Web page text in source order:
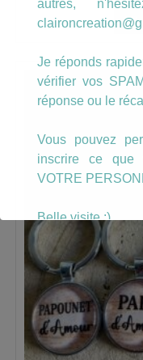
autres,
Je réponds
vérifier vos
réponse ou le
Vous pouvez
inscrire ce que
VOTRE
Belle visite :)